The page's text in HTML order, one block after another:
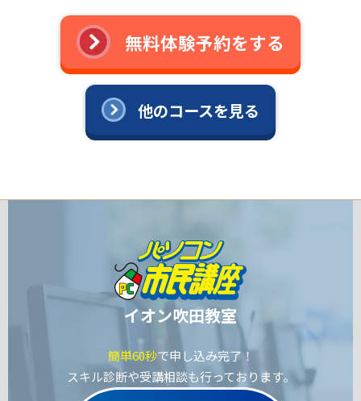
無料体験予約をする
他のコースを見る
イオン吹田教室
簡単60秒で申し込み完了！
スキル診断や受講相談も行っております。